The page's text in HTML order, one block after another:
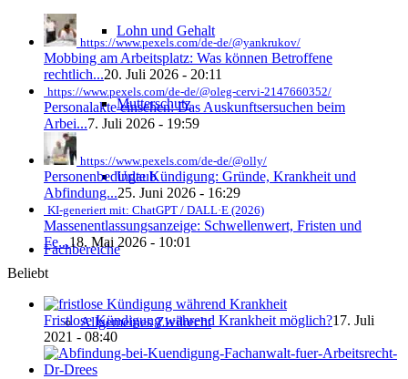
Lohn und Gehalt
Mutterschutz
Urlaub
Fachbereiche
Allgemeines Zivilrecht
https://www.pexels.com/de-de/@yankrukov/
Mobbing am Arbeitsplatz: Was können Betroffene
rechtlich...20. Juli 2026 - 20:11
https://www.pexels.com/de-de/@oleg-cervi-2147660352/
Personalakte einsehen: Das Auskunftsersuchen beim
Arbei...7. Juli 2026 - 19:59
https://www.pexels.com/de-de/@olly/
Personenbedingte Kündigung: Gründe, Krankheit und
Abfindung...25. Juni 2026 - 16:29
KI-generiert mit: ChatGPT / DALL·E (2026)
Massenentlassungsanzeige: Schwellenwert, Fristen und
Fe...18. Mai 2026 - 10:01
Beliebt
Fristlose Kündigung während Krankheit möglich?17. Juli
2021 - 08:40